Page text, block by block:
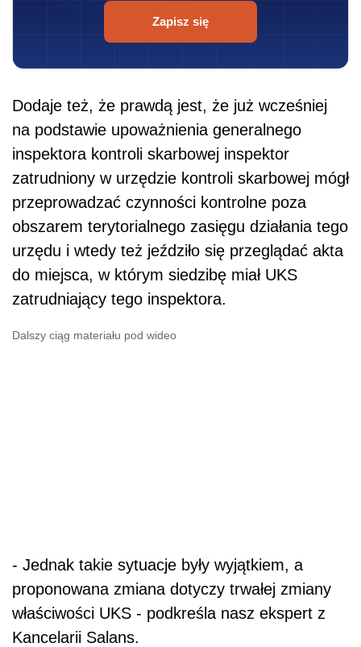
Zapisz się
Dodaje też, że prawdą jest, że już wcześniej
na podstawie upoważnienia generalnego
inspektora kontroli skarbowej inspektor
zatrudniony w urzędzie kontroli skarbowej mógł
przeprowadzać czynności kontrolne poza
obszarem terytorialnego zasięgu działania tego
urzędu i wtedy też jeździło się przeglądać akta
do miejsca, w którym siedzibę miał UKS
zatrudniający tego inspektora.
Dalszy ciąg materiału pod wideo
- Jednak takie sytuacje były wyjątkiem, a
proponowana zmiana dotyczy trwałej zmiany
właściwości UKS - podkreśla nasz ekspert z
Kancelarii Salans.